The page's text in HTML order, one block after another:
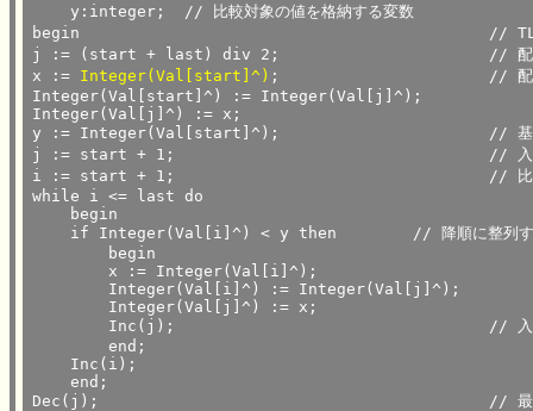
    y:integer;	// 比較対象の値を格納する変数
begin						// TListがDoubleの場合、黄色のIntegerをDoubleに変えるだけ
j := (start + last) div 2;			// 配列の中央をjに格納
x := Integer(Val[start]^) ;			// 配列の中央の値と最初の値を交換
Integer(Val[start]^) := Integer(Val[j]^);
Integer(Val[j]^) := x;
y := Integer(Val[start]^);			// 基準値をyに代入
j := start + 1;					// 入れ替え位置を設定
i := start + 1;					// 比較対象位置を設定
while i <= last do
    begin
    if Integer(Val[i]^) < y then      	// 降順に整列するときは <　を >　にする
        begin
        x := Integer(Val[i]^);
        Integer(Val[i]^) := Integer(Val[j]^);
        Integer(Val[j]^) := x;
        Inc(j);					// 入れ替えがあったら入れ替え位置をインクリメント
        end;
    Inc(i);
    end;
Dec(j);						// 最後の入れ替えでインクリメントされた分をデクリメント